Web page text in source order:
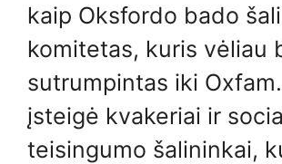
kaip Oksfordo bado
komitetas, kuris vėliau
sutrumpintas iki
įsteigė kvakeriai ir
teisingumo šalininkai,